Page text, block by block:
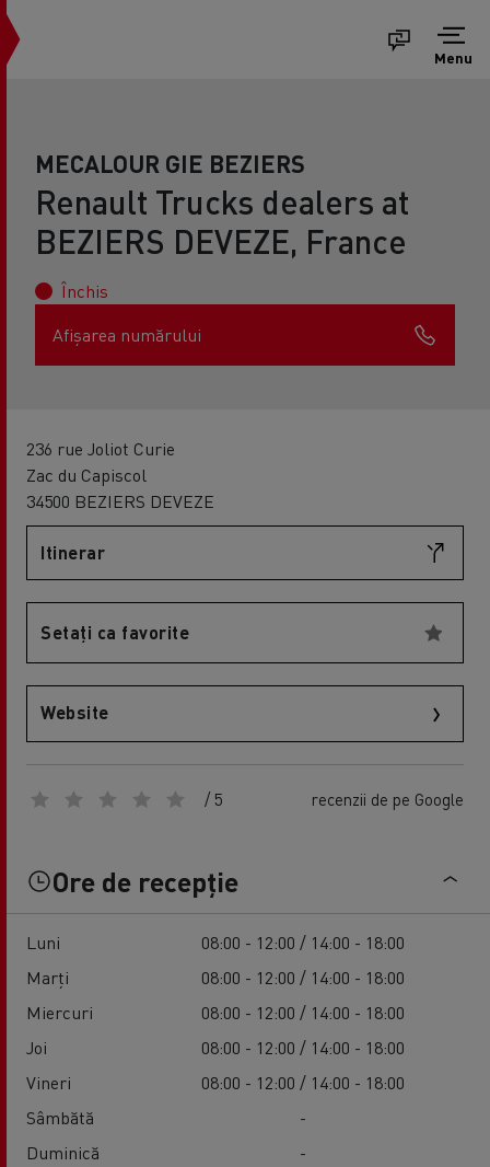
Menu
MECALOUR GIE BEZIERS
Renault Trucks dealers at
BEZIERS DEVEZE, France
Închis
Afișarea numărului
236 rue Joliot Curie
Zac du Capiscol
34500 BEZIERS DEVEZE
Itinerar
Setați ca favorite
Website
/ 5 recenzii de pe Google
Ore de recepție
Luni
08:00 - 12:00 / 14:00 - 18:00
Marți
08:00 - 12:00 / 14:00 - 18:00
Miercuri
08:00 - 12:00 / 14:00 - 18:00
Joi
08:00 - 12:00 / 14:00 - 18:00
Vineri
08:00 - 12:00 / 14:00 - 18:00
Sâmbătă
-
Duminică
-